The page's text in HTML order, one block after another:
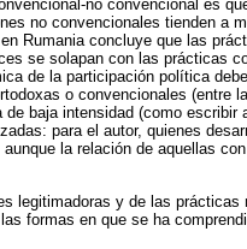
no convencional es
no convencionales tienden a
Rumania concluye que las
se solapan con las prácticas
de la participación política
o convencionales (entre
baja intensidad (como escribir
para el autor, quienes
la relación de aquellas
legitimadoras y de las prácticas
formas en que se ha